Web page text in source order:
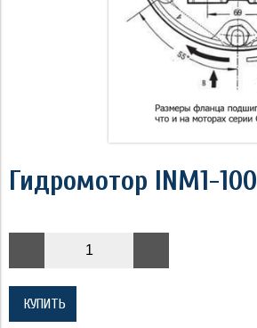
Гидромотор INM1-100
КУПИТЬ